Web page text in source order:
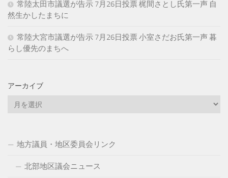
常陸太田市議選が告示 7月26日投票 梶間さとし氏第一声 自
然生かしたまちに
常陸大宮市議選が告示 7月26日投票 小室さだお氏第一声 暮
らし優先のまちへ
アーカイブ
地方議員・地区委員会リンク
北部地区議会ニュース